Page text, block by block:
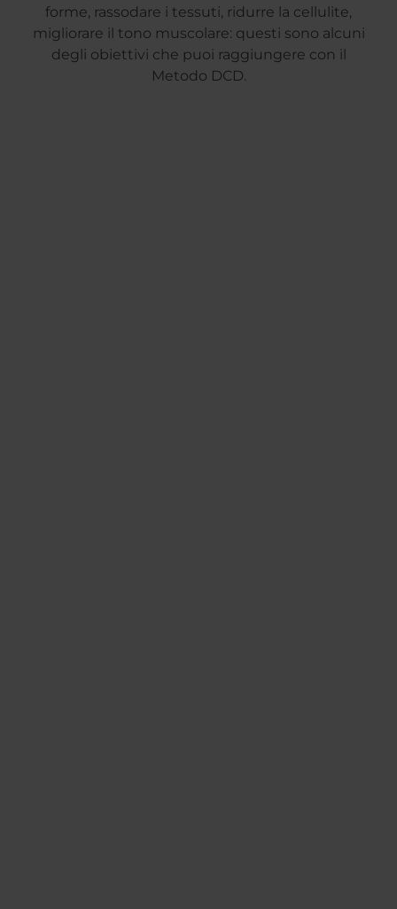
forme, rassodare i tessuti, ridurre la cellulite,
migliorare il tono muscolare: questi sono alcuni
degli obiettivi che puoi raggiungere con il
Metodo DCD.